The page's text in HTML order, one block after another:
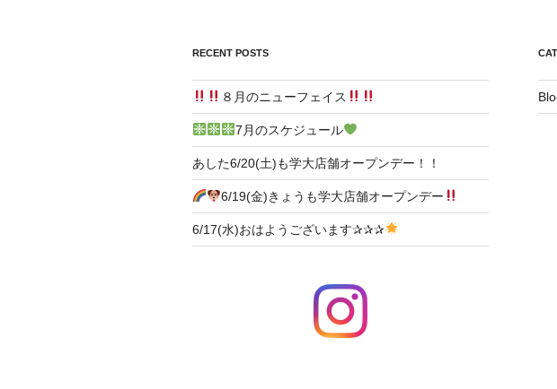
ョ
ン
RECENT POSTS
８月のニューフェイス
7月のスケジュール
あした6/20(土)も学大店舗オープンデー！！
6/19(金)きょうも学大店舗オープンデー
6/17(水)おはようございます✰✰✰